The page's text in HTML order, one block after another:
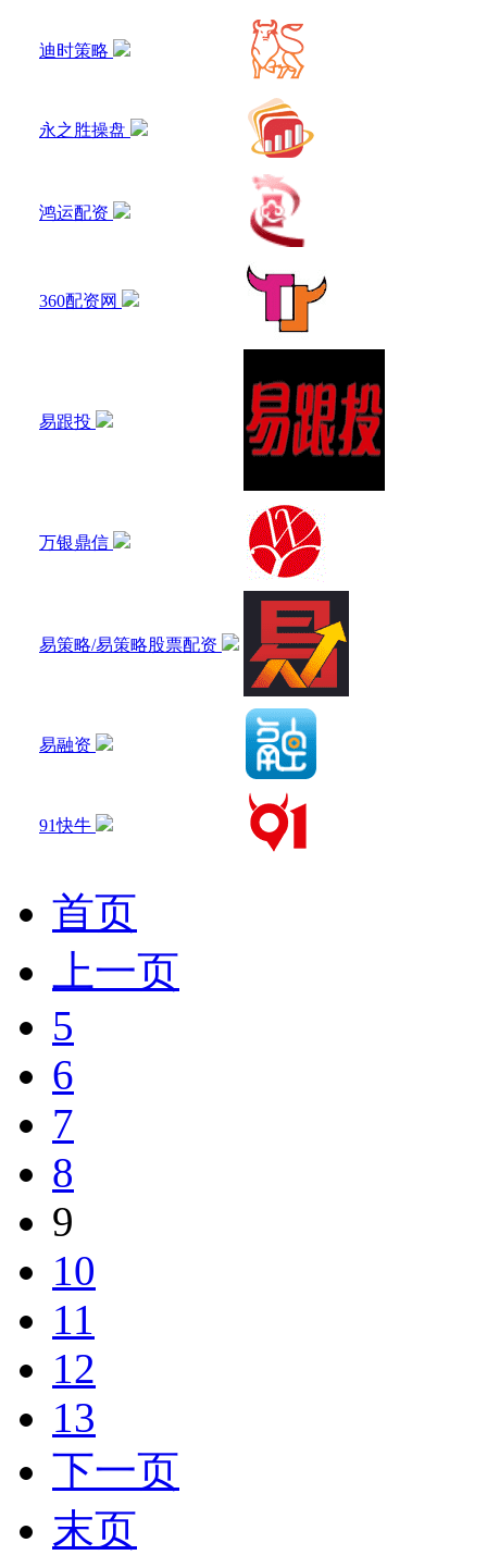
迪时策略
永之胜操盘
鸿运配资
360配资网
易跟投
万银鼎信
易策略/易策略股票配资
易融资
91快牛
首页
上一页
5
6
7
8
9
10
11
12
13
下一页
末页